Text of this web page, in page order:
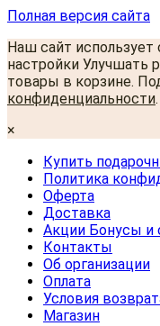
Полная версия сайта
Наш сайт
настройки Улучшать
товары в корзине.
конфиденциальности.
×
Купить
Политика
Оферта
Доставка
Акции Бонусы и
Контакты
Об организации
Оплата
Условия
Магазин